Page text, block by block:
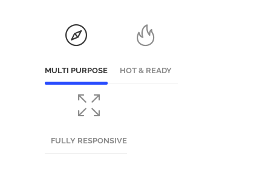
MULTI PURPOSE HOT & READY
FULLY RESPONSIVE